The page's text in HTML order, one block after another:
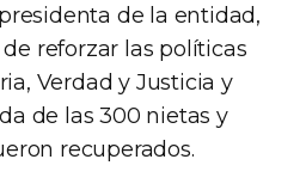
de la entidad,
reforzar las políticas
Verdad y Justicia y
de las 300 nietas y
recuperados.